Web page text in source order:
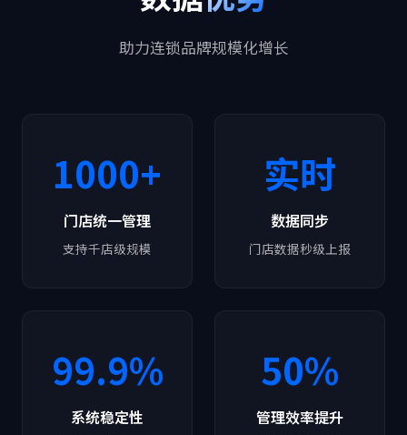
助力连锁品牌规模化增长
1000+
门店统一管理
支持千店级规模
实时
数据同步
门店数据秒级上报
99.9%
系统稳定性
50%
管理效率提升